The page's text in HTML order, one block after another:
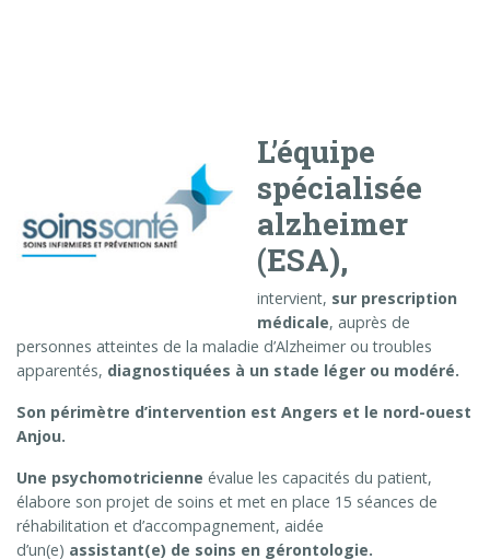
L’équipe
spécialisée
alzheimer
(ESA),
intervient, sur prescription
médicale, auprès de
personnes atteintes de la maladie d’Alzheimer ou troubles
apparentés, diagnostiquées à un stade léger ou modéré.
Son périmètre d’intervention est Angers et le nord-ouest
Anjou.
Une psychomotricienne évalue les capacités du patient,
élabore son projet de soins et met en place 15 séances de
réhabilitation et d’accompagnement, aidée
d’un(e) assistant(e) de soins en gérontologie.